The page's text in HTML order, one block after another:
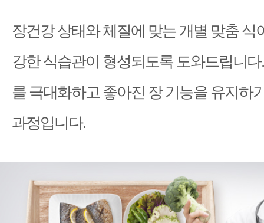
장건강 상태와 체질에 맞는 개별 맞춤 식
강한 식습관이 형성되도록 도와드립니
를 극대화하고 좋아진 장 기능을 유지하
과정입니다.